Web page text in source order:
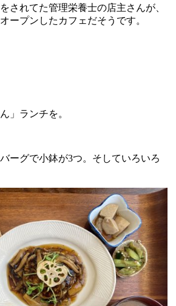
されてた管理栄養士の店主さんが、
ープンしたカフェだそうです。
」ランチを。
ーグで小鉢が3つ。そしていろいろ